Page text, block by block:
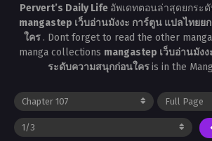
Pervert’s Daily Life อัพเดทตอนล่าสุดยกระ
mangastep เว็บอ่านมังงะ การ์ตูน แปลไทย
ใคร . Dont forget to read the other
manga collections mangastep เว็บอ่านมัง
ระดับความสนุกก่อนใครis in the